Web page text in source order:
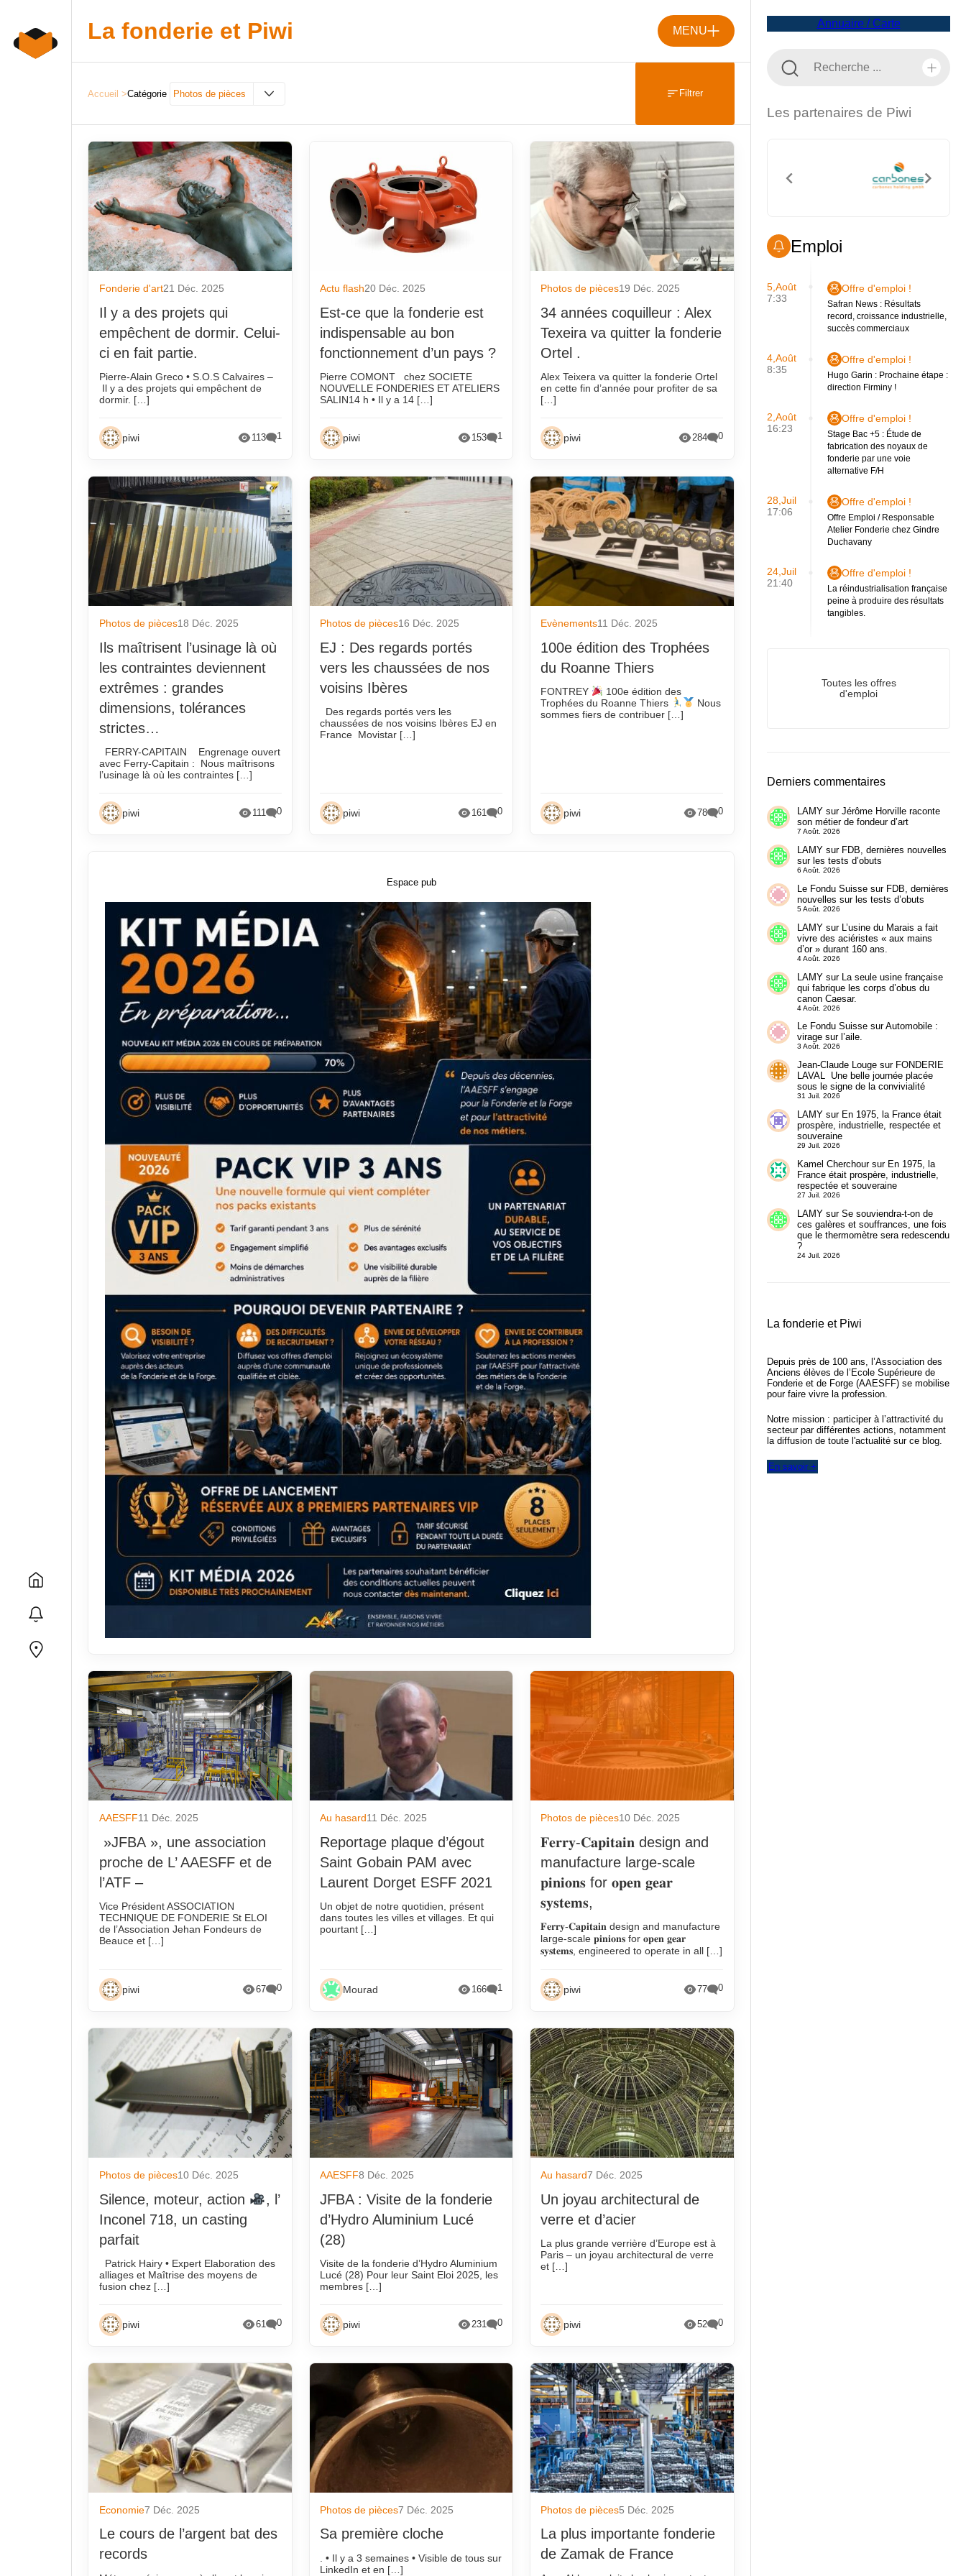
content
La fonderie et Piwi MENU
Accueil >Catégorie Photos de pièces
Dérnières publications
Derniers Commentaires
AAESFF
Actu flash
Actualité Emploi
Agenda
Automobile
Décès
Emploi
Evènements
Fonderie d'art
Forge
Formation
fournisseurs partenaires
IA
Les fournisseurs partenaires
Piwi en vadrouille
Qui est qui
Selon la presse
Vie des fonderies
Filtrer
Fonderie d'art21 Déc. 2025
Il y a des projets qui
empêchent de dormir. Celui-
ci en fait partie.
Pierre-Alain Greco • S.O.S Calvaires –
Il y a des projets qui empêchent de
dormir. […]
piwi 113 1
Actu flash20 Déc. 2025
Est-ce que la fonderie est
indispensable au bon
fonctionnement d’un pays ?
Pierre COMONT chez SOCIETE
NOUVELLE FONDERIES ET ATELIERS
SALIN14 h • Il y a 14 […]
piwi 153 1
Photos de pièces19 Déc. 2025
34 années coquilleur : Alex
Texeira va quitter la fonderie
Ortel .
Alex Teixera va quitter la fonderie Ortel
en cette fin d’année pour profiter de sa
[…]
piwi 284 0
Photos de pièces18 Déc. 2025
Ils maîtrisent l’usinage là où
les contraintes deviennent
extrêmes : grandes
dimensions, tolérances
strictes…
FERRY-CAPITAIN Engrenage ouvert
avec Ferry-Capitain : Nous maîtrisons
l’usinage là où les contraintes […]
piwi 111 0
Photos de pièces16 Déc. 2025
EJ : Des regards portés
vers les chaussées de nos
voisins Ibères
Des regards portés vers les
chaussées de nos voisins Ibères EJ en
France Movistar […]
piwi 161 0
Evènements11 Déc. 2025
100e édition des Trophées
du Roanne Thiers
FONTREY
100e édition des
Trophées du Roanne Thiers
Nous
sommes fiers de contribuer […]
piwi 78 0
AAESFF11 Déc. 2025
»JFBA », une association
proche de L’ AAESFF et de
l’ATF –
Vice Président ASSOCIATION
TECHNIQUE DE FONDERIE St ELOI
de l’Association Jehan Fondeurs de
Beauce et […]
piwi 67 0
Au hasard11 Déc. 2025
Reportage plaque d’égout
Saint Gobain PAM avec
Laurent Dorget ESFF 2021
Un objet de notre quotidien, présent
dans toutes les villes et villages. Et qui
pourtant […]
Mourad 166 1
Photos de pièces10 Déc. 2025
𝐅𝐞𝐫𝐫𝐲-𝐂𝐚𝐩𝐢𝐭𝐚𝐢𝐧 design and
manufacture large-scale
𝐩𝐢𝐧𝐢𝐨𝐧𝐬 for 𝐨𝐩𝐞𝐧 𝐠𝐞𝐚𝐫
𝐬𝐲𝐬𝐭𝐞𝐦𝐬,
𝐅𝐞𝐫𝐫𝐲-𝐂𝐚𝐩𝐢𝐭𝐚𝐢𝐧 design and manufacture
large-scale 𝐩𝐢𝐧𝐢𝐨𝐧𝐬 for 𝐨𝐩𝐞𝐧 𝐠𝐞𝐚𝐫
𝐬𝐲𝐬𝐭𝐞𝐦𝐬, engineered to operate in all […]
piwi 77 0
Photos de pièces10 Déc. 2025
Silence, moteur, action
, l’
Inconel 718, un casting
parfait
Patrick Hairy • Expert Elaboration des
alliages et Maîtrise des moyens de
fusion chez […]
piwi 61 0
AAESFF8 Déc. 2025
JFBA : Visite de la fonderie
d’Hydro Aluminium Lucé
(28)
Visite de la fonderie d’Hydro Aluminium
Lucé (28) Pour leur Saint Eloi 2025, les
membres […]
piwi 231 0
Au hasard7 Déc. 2025
Un joyau architectural de
verre et d’acier
La plus grande verrière d’Europe est à
Paris – un joyau architectural de verre
et […]
piwi 52 0
Economie7 Déc. 2025
Le cours de l’argent bat des
records
Photos de pièces7 Déc. 2025
Sa première cloche
. • Il y a 3 semaines • Visible de tous sur
LinkedIn et en […]
Photos de pièces5 Déc. 2025
La plus importante fonderie
de Zamak de France
Espace pub
Annuaire / Carte
Les partenaires de Piwi
Emploi
5,Août
7:33
Offre d'emploi !
Safran News : Résultats
record, croissance industrielle,
succès commerciaux
4,Août
8:35
Offre d'emploi !
Hugo Garin : Prochaine étape :
direction Firminy !
2,Août
16:23
Offre d'emploi !
Stage Bac +5 : Étude de
fabrication des noyaux de
fonderie par une voie
alternative F/H
28,Juil
17:06
Offre d'emploi !
Offre Emploi / Responsable
Atelier Fonderie chez Gindre
Duchavany
24,Juil
21:40
Offre d'emploi !
La réindustrialisation française
peine à produire des résultats
tangibles.
Toutes les offres
d'emploi
Derniers commentaires
LAMYsur Jérôme Horville raconte
son métier de fondeur d’art
7 Août. 2026
LAMYsur FDB, dernières nouvelles
sur les tests d’obuts
6 Août. 2026
Le Fondu Suissesur FDB, dernières
nouvelles sur les tests d’obuts
5 Août. 2026
LAMYsur L’usine du Marais a fait
vivre des aciéristes « aux mains
d’or » durant 160 ans.
4 Août. 2026
LAMYsur La seule usine française
qui fabrique les corps d’obus du
canon Caesar.
4 Août. 2026
Le Fondu SuissesurAutomobile :
virage sur l’aile.
3 Août. 2026
Jean-Claude Lougesur FONDERIE
LAVAL Une belle journée placée
sous le signe de la convivialité
31 Juil. 2026
LAMYsur En 1975, la France était
prospère, industrielle, respectée et
souveraine
29 Juil. 2026
Kamel Cherchoursur En 1975, la
France était prospère, industrielle,
respectée et souveraine
27 Juil. 2026
LAMYsur Se souviendra-t-on de
ces galères et souffrances, une fois
que le thermomètre sera redescendu
?
24 Juil. 2026
La fonderie et Piwi
Depuis près de 100 ans, l’Association des
Anciens élèves de l’Ecole Supérieure de
Fonderie et de Forge (AAESFF) se mobilise
pour faire vivre la profession.
Notre mission : participer à l’attractivité du
secteur par différentes actions, notamment
la diffusion de toute l'actualité sur ce blog.
En savoir +